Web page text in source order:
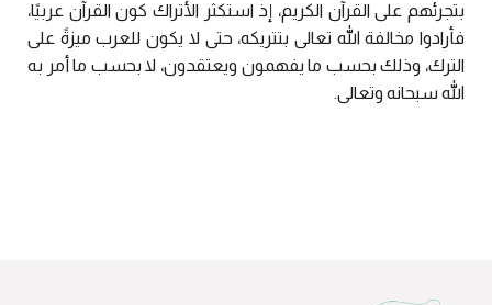
بتجرئهم على القرآن الكريم، إذ استكثر الأتراك كون القرآن عربيًا،
فأرادوا مخالفة الله تعالى بتتريكه، حتى لا يكون للعرب ميزةً على
الترك، وذلك بحسب ما يفهمون ويعتقدون، لا بحسب ما أمر به
الله سبحانه وتعالى.